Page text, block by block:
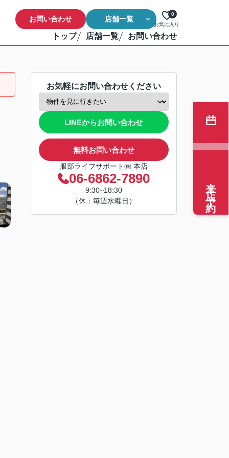
お問い合わせ 店舗一覧
お気に入り
0
トップ 店舗一覧 お問い合わせ
お気軽にお問い合わせください
LINEからお問い合わせ
無料お問い合わせ
服部ライフサポート㈱ 本店
06-6862-7890
9:30~18:30
（休：毎週水曜日）
来店予約